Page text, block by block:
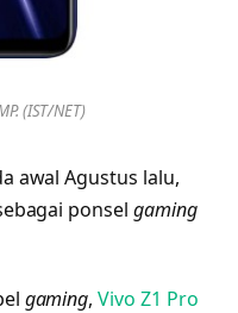
(IST/NET)
awal Agustus lalu,
ponsel gaming
gaming,Vivo Z1 Pro